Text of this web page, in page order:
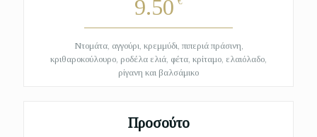
9.50
Ντομάτα, αγγούρι, κρεμμύδι, πιπεριά πράσινη,
κριθαροκούλουρο, ροδέλα ελιά, φέτα, κρίταμο, ελαιόλαδο,
ρίγανη και βαλσάμικο
Προσούτο